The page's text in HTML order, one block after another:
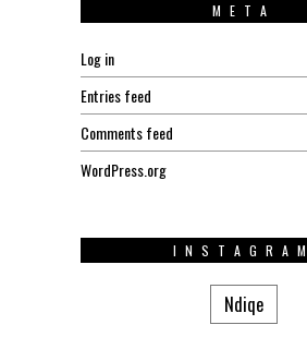
META
Log in
Entries feed
Comments feed
WordPress.org
INSTAGRAM
Ndiqe